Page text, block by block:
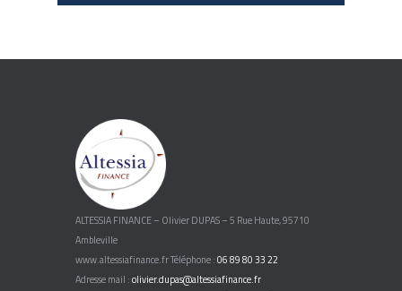
ALTESSIA FINANCE – Olivier DUPAS – 5 Rue Haute, 95710
Ambleville
www.altessiafinance.fr Téléphone :06 89 80 33 22
Adresse mail :olivier.dupas@altessiafinance.fr